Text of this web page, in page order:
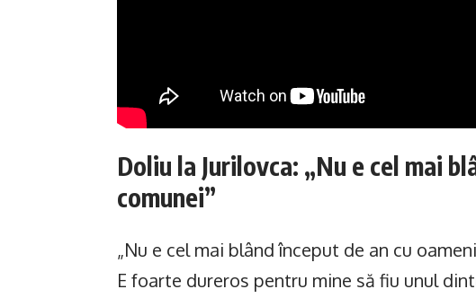
Doliu la Jurilovca: „Nu e cel mai
comunei”
„Nu e cel mai blând început de an cu
E foarte dureros pentru mine să fiu unul